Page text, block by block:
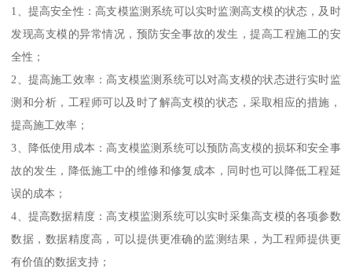
1、提高安全性：高支模监测系统可以实时监测高支模的状态，及时
发现高支模的异常情况，预防安全事故的发生，提高工程施工的安
全性；
2、提高施工效率：高支模监测系统可以对高支模的状态进行实时监
测和分析，工程师可以及时了解高支模的状态，采取相应的措施，
提高施工效率；
3、降低使用成本：高支模监测系统可以预防高支模的损坏和安全事
故的发生，降低施工中的维修和修复成本，同时也可以降低工程延
误的成本；
4、提高数据精度：高支模监测系统可以实时采集高支模的各项参数
数据，数据精度高，可以提供更准确的监测结果，为工程师提供更
有价值的数据支持；